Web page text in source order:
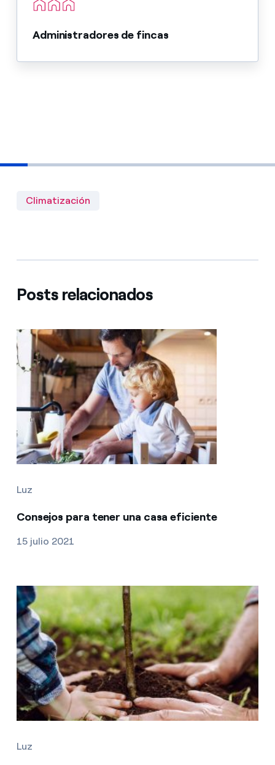
Administradores de fincas
Climatización
Posts relacionados
Luz
Consejos para tener una casa eficiente
15 julio 2021
Luz